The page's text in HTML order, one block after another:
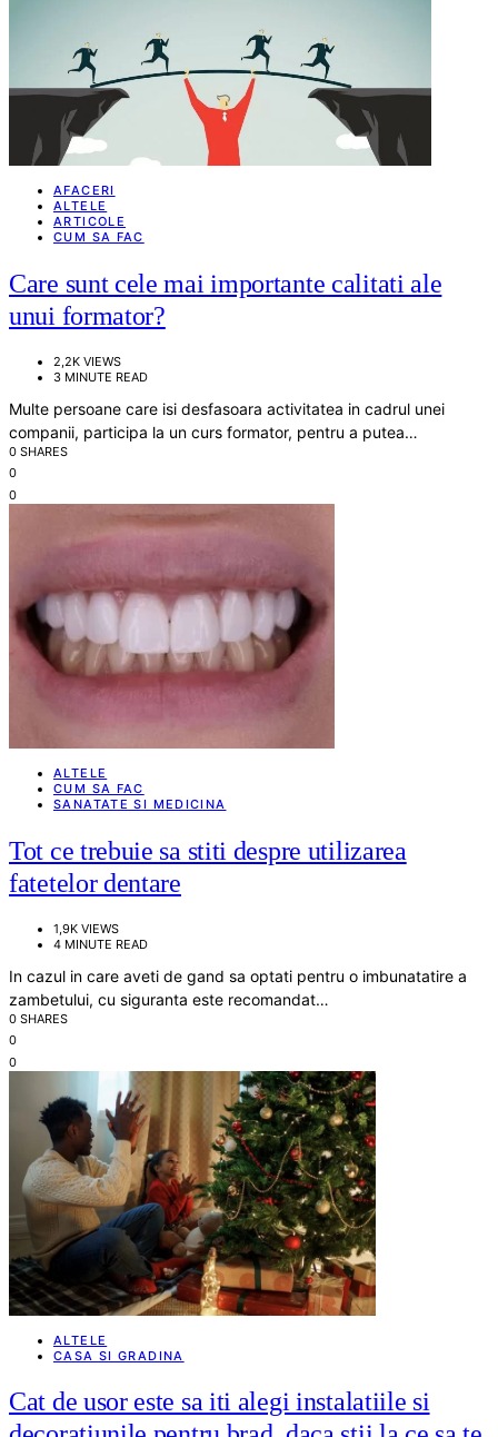
AFACERI
ALTELE
ARTICOLE
CUM SA FAC
Care sunt cele mai importante calitati ale
unui formator?
2,2K VIEWS
3 MINUTE READ
Multe persoane care isi desfasoara activitatea in cadrul unei
companii, participa la un curs formator, pentru a putea…
0 SHARES
0
0
ALTELE
CUM SA FAC
SANATATE SI MEDICINA
Tot ce trebuie sa stiti despre utilizarea
fatetelor dentare
1,9K VIEWS
4 MINUTE READ
In cazul in care aveti de gand sa optati pentru o imbunatatire a
zambetului, cu siguranta este recomandat…
0 SHARES
0
0
ALTELE
CASA SI GRADINA
Cat de usor este sa iti alegi instalatiile si